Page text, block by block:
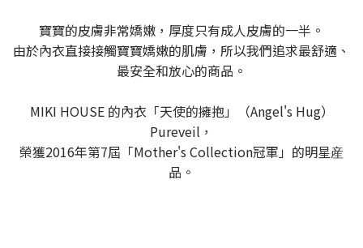
寶寶的皮膚非常嬌嫩，厚度只有成人皮膚的一半。
由於內衣直接接觸寶寶嬌嫩的肌膚，所以我們追求最舒適、
最安全和放心的商品。
MIKI HOUSE 的內衣「天使的擁抱」（Angel's Hug）
Pureveil，
榮獲2016年第7屆「Mother's Collection冠軍」的明星産
品。